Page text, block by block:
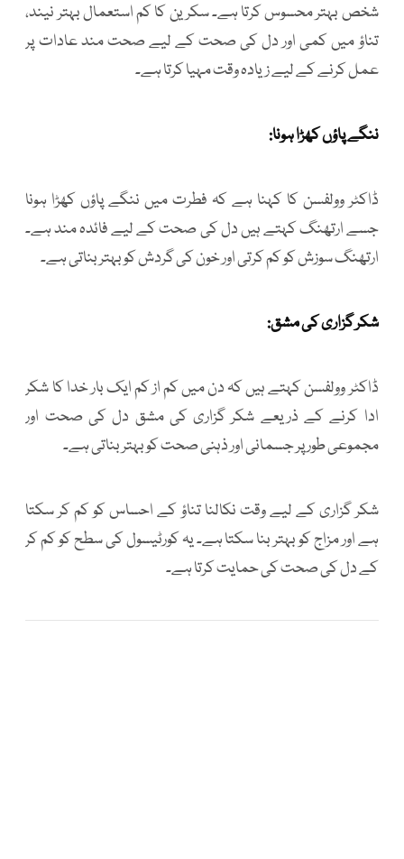
شخص بہتر محسوس کرتا ہے۔ سکرین کا کم استعمال بہتر نیند،
تناؤ میں کمی اور دل کی صحت کے لیے صحت مند عادات پر
عمل کرنے کے لیے زیادہ وقت مہیا کرتا ہے۔
ننگے پاؤں کھڑا ہونا:
ڈاکٹر وولفسن کا کہنا ہے کہ فطرت میں ننگے پاؤں کھڑا ہونا
جسے ارتھنگ کہتے ہیں دل کی صحت کے لیے فائدہ مند ہے۔
ارتھنگ سوزش کو کم کرتی اور خون کی گردش کو بہتر بناتی ہے۔
شکر گزاری کی مشق:
ڈاکٹر وولفسن کہتے ہیں کہ دن میں کم از کم ایک بار خدا کا شکر
ادا کرنے کے ذریعے شکر گزاری کی مشق دل کی صحت اور
مجموعی طور پر جسمانی اور ذہنی صحت کو بہتر بناتی ہے۔
شکر گزاری کے لیے وقت نکالنا تناؤ کے احساس کو کم کر سکتا
ہے اور مزاج کو بہتر بنا سکتا ہے۔ یہ کورٹیسول کی سطح کو کم کر
کے دل کی صحت کی حمایت کرتا ہے۔